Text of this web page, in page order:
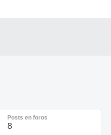
Posts en foros
8